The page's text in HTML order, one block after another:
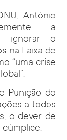
António
a
ignorar o
na Faixa de
“uma crise
Punição do
a todos
o dever de